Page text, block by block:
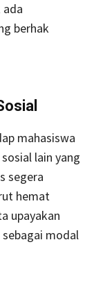
berhak
mahasiswa
lain yang
segera
hemat
upayakan
modal